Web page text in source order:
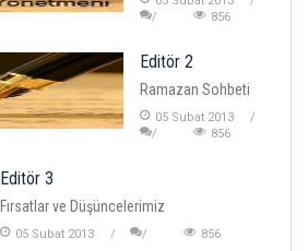
856
Editör 2
Ramazan Sohbeti
05 Subat 2013
856
Editör 3
Fırsatlar ve Düşüncelerimiz
05 Subat 2013 856